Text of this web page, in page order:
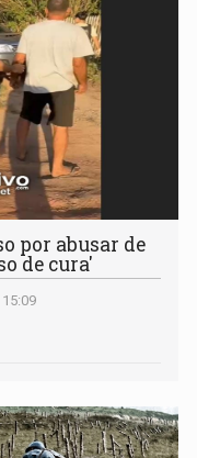
por abusar de
de cura'